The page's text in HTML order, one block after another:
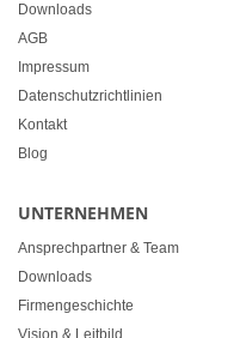
Downloads
AGB
Impressum
Datenschutzrichtlinien
Kontakt
Blog
UNTERNEHMEN
Ansprechpartner & Team
Downloads
Firmengeschichte
Vision & Leitbild